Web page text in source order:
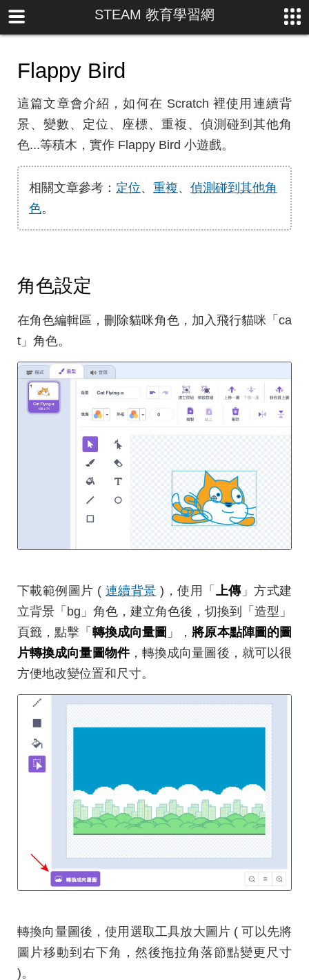
STEAM 教育學習網
Flappy Bird
這篇文章會介紹，如何在 Scratch 裡使用連續背
景、變數、定位、座標、重複、偵測碰到其他角
色...等積木，實作 Flappy Bird 小遊戲。
相關文章參考： 定位、 重複、 偵測碰到其他角
色。
角色設定
在角色編輯區，刪除貓咪角色，加入飛行貓咪「ca
t」角色。
下載範例圖片 ( 連續背景 )，使用「 上傳」方式建
立背景「bg」角色，建立角色後，切換到「造型」
頁籤，點擊「 轉換成向量圖 」， 將原本點陣圖的圖
片轉換成向量圖物件，轉換成向量圖後，就可以很
方便地改變位置和尺寸。
轉換向量圖後，使用選取工具放大圖片 ( 可以先將
圖片移動到右下角，然後拖拉角落節點變更尺寸
)。